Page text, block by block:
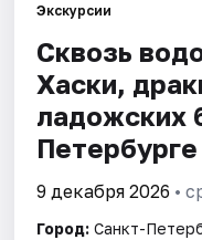
Экскурсии
Сквозь
Хаски,
ладожских
Петербурге
9 декабря 2026 •
Город: Санкт-